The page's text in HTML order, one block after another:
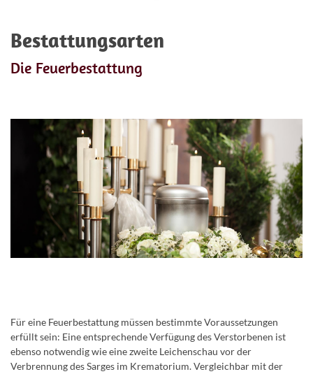
Bestattungsarten
Die Feuerbestattung
Für eine Feuerbestattung müssen bestimmte Voraussetzungen
erfüllt sein: Eine entsprechende Verfügung des Verstorbenen ist
ebenso notwendig wie eine zweite Leichenschau vor der
Verbrennung des Sarges im Krematorium. Vergleichbar mit der